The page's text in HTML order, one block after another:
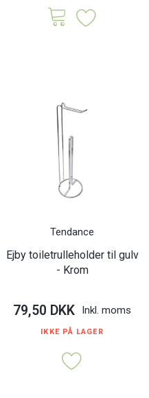
Tendance
Ejby toiletrulleholder til gulv
- Krom
79,50 DKK Inkl. moms
IKKE PÅ LAGER